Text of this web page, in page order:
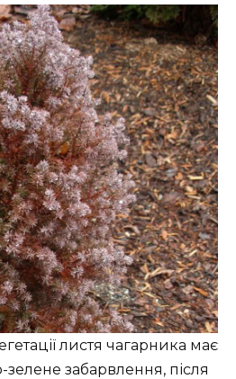
листя чагарника має
забарвлення, після